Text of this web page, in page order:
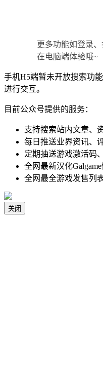
更多功能如登录
在电脑端体验哦~
手机H5端暂未开放搜索功
进行交互。
目前公众号提供的服务：
支持搜索站内文章、
每日推送业界资讯、
定期抽送游戏激活码
全网最新汉化Galgame
全网最全游戏发售列
关闭